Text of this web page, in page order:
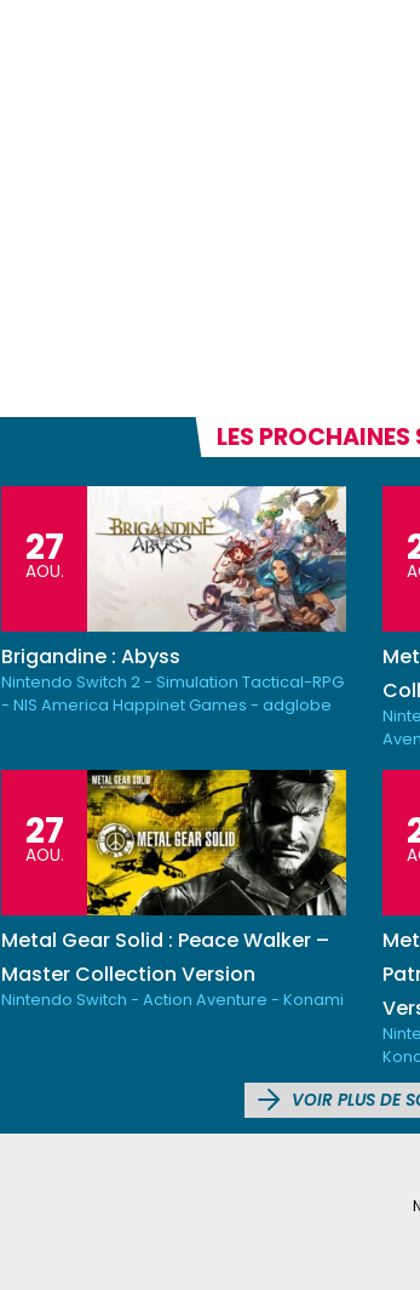
LES PROCHAINES
27
AOU.
Brigandine : Abyss
Nintendo Switch 2 - Simulation Tactical-RPG
- NIS America Happinet Games - adglobe
27
AOU.
Metal Gear Solid : Peace Walker –
Master Collection Version
Nintendo Switch - Action Aventure - Konami
VOIR PLUS DE